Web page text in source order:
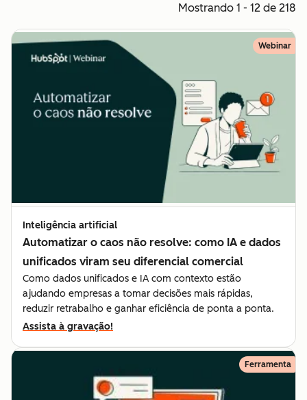
Mostrando 1 - 12 de 218
Webinar
Inteligência artificial
Automatizar o caos não resolve: como IA e dados
unificados viram seu diferencial comercial
Como dados unificados e IA com contexto estão
ajudando empresas a tomar decisões mais rápidas,
reduzir retrabalho e ganhar eficiência de ponta a ponta.
Assista à gravação!
Ferramenta